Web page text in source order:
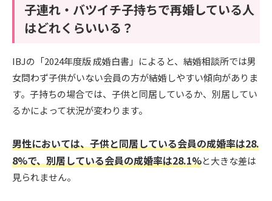
子連れ・バツイチ子持ちで再婚している人
はどれくらいいる？
IBJの「2024年度版 成婚白書」によると、結婚相談所では男
女問わず子供がいない会員の方が結婚しやすい傾向がありま
す。子持ちの場合では、子供と同居しているか、別居してい
るかによって状況が変わります。
男性においては、子供と同居している会員の成婚率は28.
8%で、別居している会員の成婚率は28.1%と大きな差は
見られません。